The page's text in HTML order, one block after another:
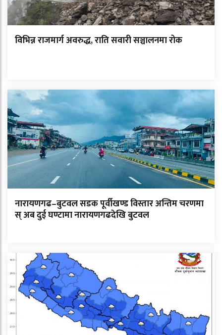
विभिन्न राजमार्ग अवरुद्ध, राति सवारी सञ्चालनमा रोक
नारायणगढ–बुटवल सडक पूर्वीखण्ड विस्तार अन्तिम चरणमा
स् अब दुई घण्टामा नारायणगढदेखि बुटवल